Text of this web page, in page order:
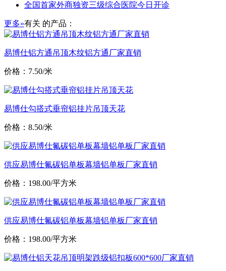
全国首家外商独资三级综合医院今日开诊
更多»有关 的产品：
易博仕铝方通吊顶木纹铝方通厂家直销
价格：7.50/米
易博仕勾搭式垂帘铝挂片吊顶天花
价格：8.50/米
供应易博仕氟碳铝单板幕墙铝单板厂家直销
价格：198.00/平方米
供应易博仕氟碳铝单板幕墙铝单板厂家直销
价格：198.00/平方米